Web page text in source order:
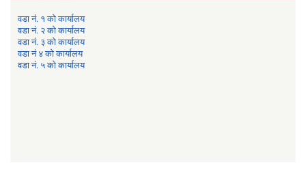
वडा नं. १ को कार्यालय
वडा नं. २ को कार्यालय
वडा नं. ३ को कार्यालय
वडा नं ४ को कार्यालय
वडा नं. ५ को कार्यालय